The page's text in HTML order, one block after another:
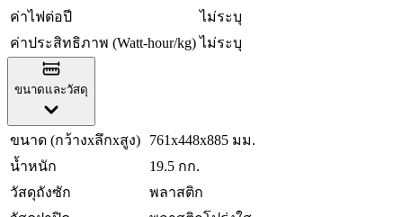
ค่าไฟต่อปี
ไม่ระบุ
ค่าประสิทธิภาพ (Watt-hour/kg) ไม่ระบุ
ขนาดและวัสดุ
ขนาด (กว้างxลึกxสูง)
761x448x885 มม.
น้ำหนัก
19.5 กก.
วัสดุถังซัก
พลาสติก